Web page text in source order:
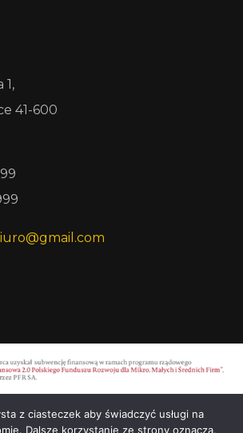
1,
41-600
z ciasteczek aby świadczyć usługi na
Dalsze korzystanie ze strony oznacza,